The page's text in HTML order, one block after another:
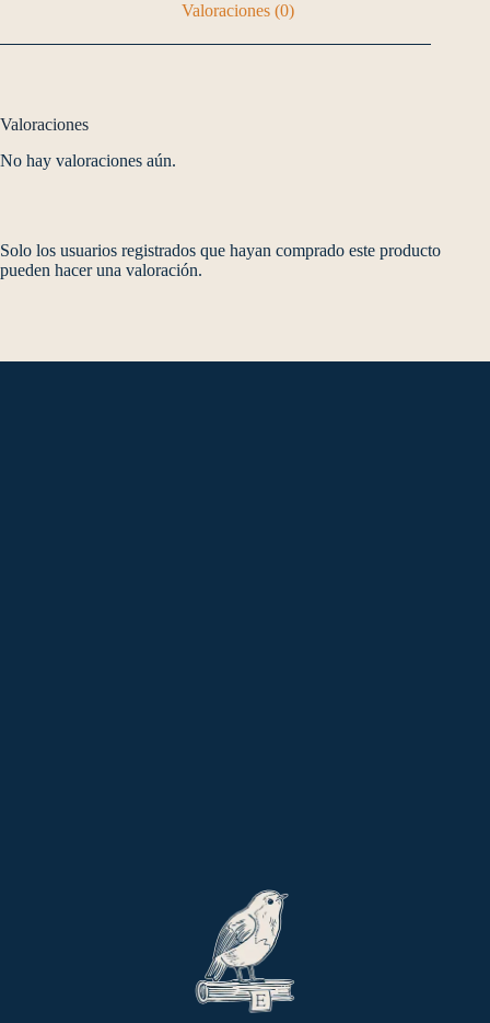
Valoraciones (0)
Valoraciones
No hay valoraciones aún.
Solo los usuarios registrados que hayan comprado este producto
pueden hacer una valoración.